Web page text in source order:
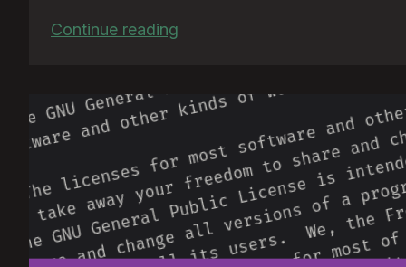
Continue reading
i
Otwartego
Oprogramowania